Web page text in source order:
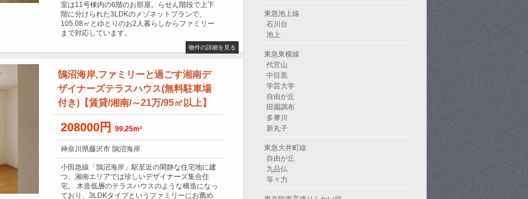
室は11号棟内の6階のお部屋。らせん階段で上下
階に分けられた3LDKのメゾネットプランで、
105.08㎡とゆとりのお2人暮らしからファミリー
まで対応しています。
物件の詳細を見る
鵠沼海岸,ファミリーと過ごす湘南デ
ザイナーズテラスハウス(無料駐車場
付き)【賃貸/湘南/～21万/95㎡以上】
208000円 99.25m²
神奈川県藤沢市 鵠沼海岸
小田急線「鵠沼海岸」駅至近の閑静な住宅地に建
つ、湘南エリアでは珍しいデザイナーズ集合住
宅。 木造低層のテラスハウスのような構造になっ
ており、3LDKタイプというファミリーにお薦め
東急池上線
石川台
池上
東急東横線
代官山
中目黒
学芸大学
自由が丘
田園調布
多摩川
新丸子
東急大井町線
自由が丘
九品仏
等々力